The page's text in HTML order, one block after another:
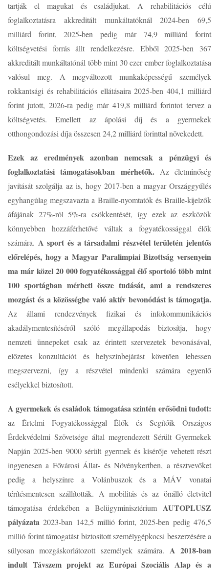
tartják el magukat és családjukat. A rehabilitációs célú
foglalkoztatásra akkreditált munkáltatóknál 2024-ben 69,5
milliárd forint, 2025-ben pedig már 74,9 milliárd forint
költségvetési forrás állt rendelkezésre. Ebből 2025-ben 367
akkreditált munkáltatónál több mint 30 ezer ember foglalkoztatása
valósul meg. A megváltozott munkaképességű személyek
rokkantsági és rehabilitációs ellátásaira 2025-ben 404,1 milliárd
forint jutott, 2026-ra pedig már 419,8 milliárd forintot tervez a
költségvetés. Emellett az ápolási díj és a gyermekek
otthongondozási díja összesen 24,2 milliárd forinttal növekedett.
Ezek az eredmények azonban nemcsak a pénzügyi és
foglalkoztatási támogatásokban mérhetők.Az életminőség
javítását szolgálja az is, hogy 2017-ben a magyar Országgyűlés
egyhangúlag megszavazta a Braille-nyomtatók és Braille-kijelzők
áfájának 27%-ról 5%-ra csökkentését, így ezek az eszközök
könnyebben hozzáférhetővé váltak a fogyatékossággal élők
számára. A sport és a társadalmi részvétel területén jelentős
előrelépés, hogy a Magyar Paralimpiai Bizottság versenyein
ma már közel 20 000 fogyatékossággal élő sportoló több mint
100 sportágban mérheti össze tudását, ami a rendszeres
mozgást és a közösségbe való aktív bevonódást is támogatja.
Az állami rendezvények fizikai és infokommunikációs
akadálymentesítéséről szóló megállapodás biztosítja, hogy
nemzeti ünnepeket csak az érintett szervezetek bevonásával,
előzetes konzultációt és helyszínbejárást követően lehessen
megszervezni, így a részvétel mindenki számára egyenlő
esélyekkel biztosított.
A gyermekek és családok támogatása szintén erősödni tudott:
az Értelmi Fogyatékossággal Élők és Segítőik Országos
Érdekvédelmi Szövetsége által megrendezett Sérült Gyermekek
Napján 2025-ben 9000 sérült gyermek és kísérője vehetett részt
ingyenesen a Fővárosi Állat- és Növénykertben, a résztvevőket
pedig a helyszínre a Volánbuszok és a MÁV vonatai
térítésmentesen szállították. A mobilitás és az önálló életvitel
támogatása érdekében a Belügyminisztérium AUTOPLUSZ
pályázata 2023-ban 142,5 millió forint, 2025-ben pedig 476,5
millió forint támogatást biztosított személygépkocsi beszerzésére a
súlyosan mozgáskorlátozott személyek számára. A 2018-ban
indult Távszem projekt az Európai Szociális Alap és a